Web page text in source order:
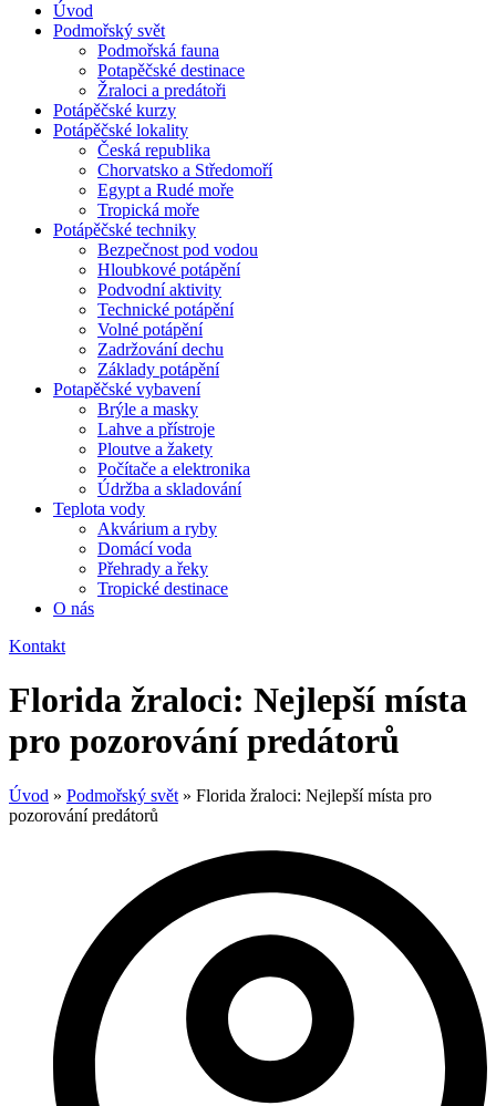
Úvod
Podmořský svět
Podmořská fauna
Potapěčské destinace
Žraloci a predátoři
Potápěčské kurzy
Potápěčské lokality
Česká republika
Chorvatsko a Středomoří
Egypt a Rudé moře
Tropická moře
Potápěčské techniky
Bezpečnost pod vodou
Hloubkové potápění
Podvodní aktivity
Technické potápění
Volné potápění
Zadržování dechu
Základy potápění
Potapěčské vybavení
Brýle a masky
Lahve a přístroje
Ploutve a žakety
Počítače a elektronika
Údržba a skladování
Teplota vody
Akvárium a ryby
Domácí voda
Přehrady a řeky
Tropické destinace
O nás
Kontakt
Florida žraloci: Nejlepší místa
pro pozorování predátorů
Úvod » Podmořský svět » Florida žraloci: Nejlepší místa pro
pozorování predátorů